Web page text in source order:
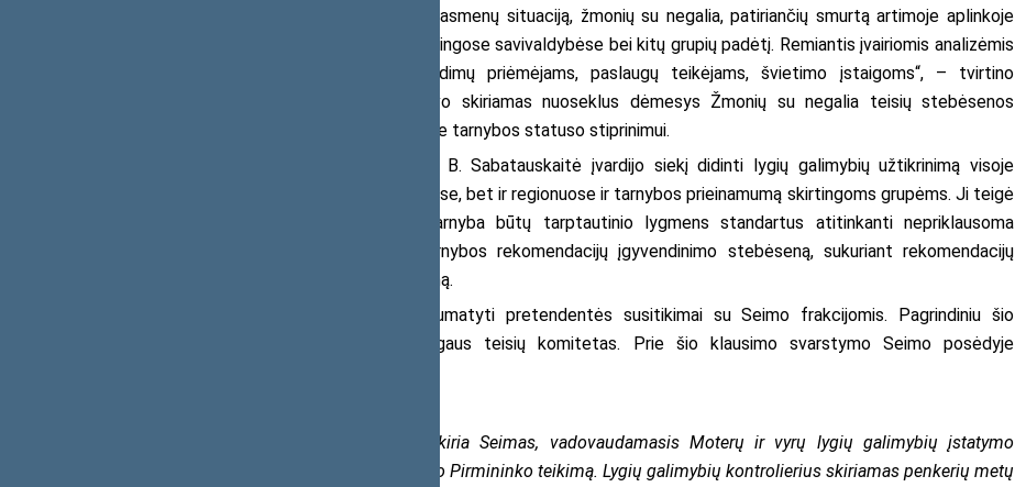
nuomos rinkoje, vertinome translyčių asmenų situaciją, žmonių su negalia, patiriančių smurtą artimoje aplinkoje
pagalbos prieinamumo galimybes skirtingose savivaldybėse bei kitų grupių padėtį. Remiantis įvairiomis analizėmis
teikėme rekomendacijas tiek sprendimų priėmėjams, paslaugų teikėjams, švietimo įstaigoms“, – tvirtino
pretendentė. Ji akcentavo, kad buvo skiriamas nuoseklus dėmesys Žmonių su negalia teisių stebėsenos
komisijos nepriklausomos komisijos prie tarnybos statuso stiprinimui.
Tarp pagrindinių būsimų darbų B. Sabatauskaitė įvardijo siekį didinti lygių galimybių užtikrinimą visoje
Lietuvoje ne tik didžiuosiuose miestuose, bet ir regionuose ir tarnybos prieinamumą skirtingoms grupėms. Ji teigė
taip pat sieksianti užtikrinti, kad tarnyba būtų tarptautinio lygmens standartus atitinkanti nepriklausoma
ombudsmeno institucija, stiprinti Tarnybos rekomendacijų įgyvendinimo stebėseną, sukuriant rekomendacijų
įgyvendinimo naują stebėsenos sistemą.
Po kandidatūros pateikimo numatyti pretendentės susitikimai su Seimo frakcijomis. Pagrindiniu šio
klausimo svarstyme paskirtas Žmogaus teisių komitetas. Prie šio klausimo svarstymo Seimo posėdyje
Lygių galimybių kontrolierių skiria Seimas, vadovaudamasis Moterų ir vyrų lygių galimybių įstatymo
18 straipsniu ir atsižvelgdamas į Seimo Pirmininko teikimą. Lygių galimybių kontrolierius skiriamas penkerių metų